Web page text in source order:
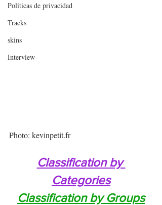
Políticas de privacidad
Tracks
skins
Interview
Photo: kevinpetit.fr
Classification by
Categories
Classification by Groups